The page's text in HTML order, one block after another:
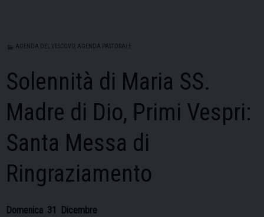
AGENDA DEL VESCOVO AGENDA PASTORALE
Solennità di Maria SS.
Madre di Dio, Primi Vespri:
Santa Messa di
Ringraziamento
Domenica 31 Dicembre